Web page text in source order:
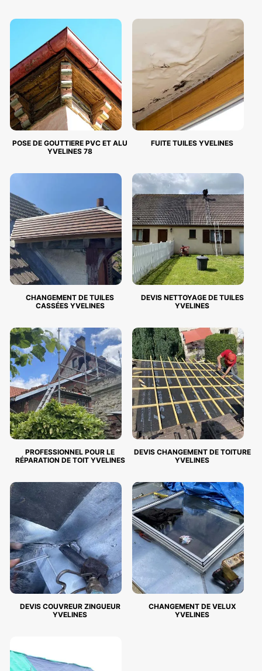
POSE DE GOUTTIERE PVC ET ALU
YVELINES 78
FUITE TUILES YVELINES
CHANGEMENT DE TUILES
CASSÉES YVELINES
DEVIS NETTOYAGE DE TUILES
YVELINES
PROFESSIONNEL POUR LE
RÉPARATION DE TOIT YVELINES
DEVIS CHANGEMENT DE TOITURE
YVELINES
DEVIS COUVREUR ZINGUEUR
YVELINES
CHANGEMENT DE VELUX
YVELINES